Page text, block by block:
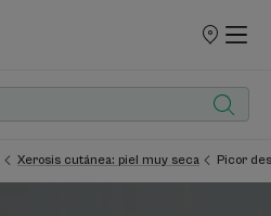
PUNTOS
Xerosis cutánea: piel muy seca Picor